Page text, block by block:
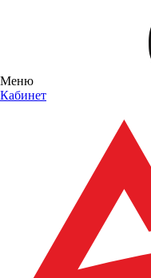
Меню
Кабинет